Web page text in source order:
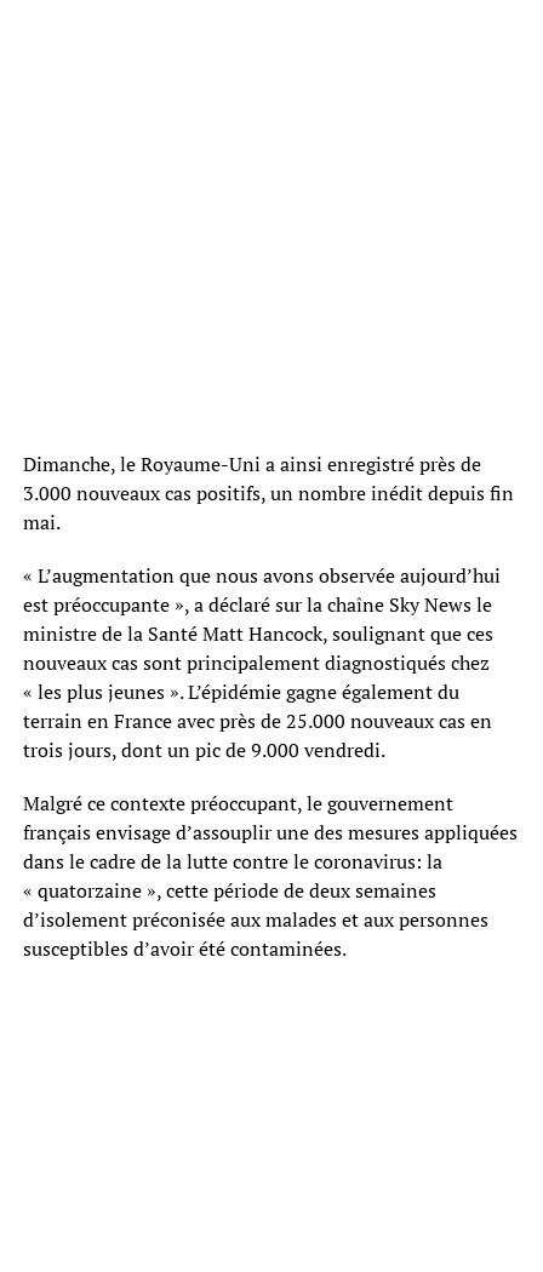
Dimanche, le Royaume-Uni a ainsi enregistré près de
3.000 nouveaux cas positifs, un nombre inédit depuis fin
mai.
« L’augmentation que nous avons observée aujourd’hui
est préoccupante », a déclaré sur la chaîne Sky News le
ministre de la Santé Matt Hancock, soulignant que ces
nouveaux cas sont principalement diagnostiqués chez
« les plus jeunes ». L’épidémie gagne également du
terrain en France avec près de 25.000 nouveaux cas en
trois jours, dont un pic de 9.000 vendredi.
Malgré ce contexte préoccupant, le gouvernement
français envisage d’assouplir une des mesures appliquées
dans le cadre de la lutte contre le coronavirus: la
« quatorzaine », cette période de deux semaines
d’isolement préconisée aux malades et aux personnes
susceptibles d’avoir été contaminées.